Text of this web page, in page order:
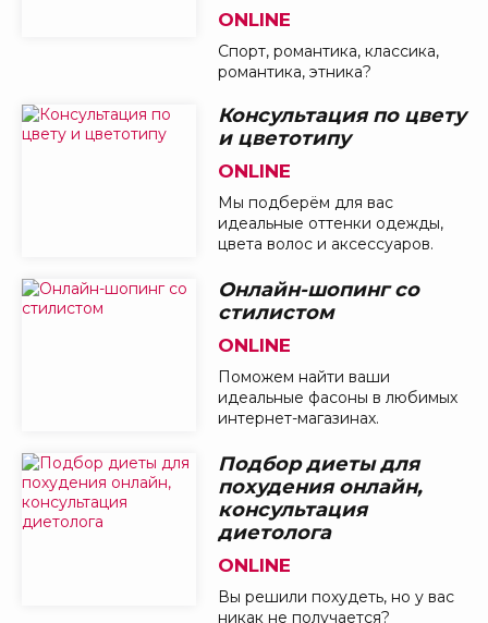
ONLINE
Спорт, романтика, классика,
романтика, этника?
Консультация по цвету
и цветотипу
ONLINE
Мы подберём для вас
идеальные оттенки одежды,
цвета волос и аксессуаров.
Онлайн-шопинг со
стилистом
ONLINE
Поможем найти ваши
идеальные фасоны в любимых
интернет-магазинах.
Подбор диеты для
похудения онлайн,
консультация
диетолога
ONLINE
Вы решили похудеть, но у вас
никак не получается?